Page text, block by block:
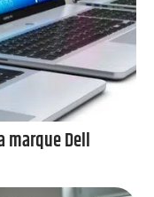
marque Dell